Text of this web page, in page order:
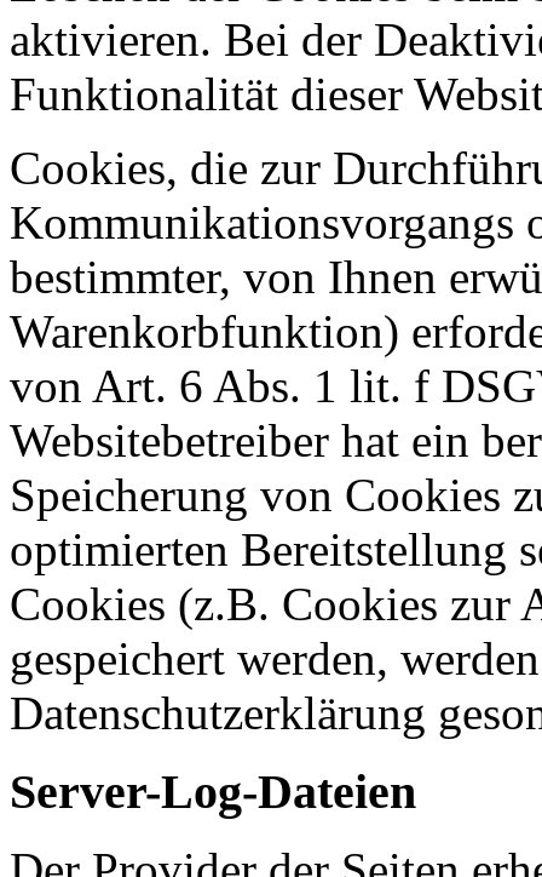
aktivieren. Bei der
Funktionalität dieser
Cookies, die zur
Kommunikationsvorgangs
bestimmter, von Ihnen
Warenkorbfunktion)
von Art. 6 Abs. 1 lit. f
Websitebetreiber hat ein
Speicherung von Cookies
optimierten Bereitstellung
Cookies (z.B. Cookies zur
gespeichert werden,
Datenschutzerklärung
Server-Log-Dateien